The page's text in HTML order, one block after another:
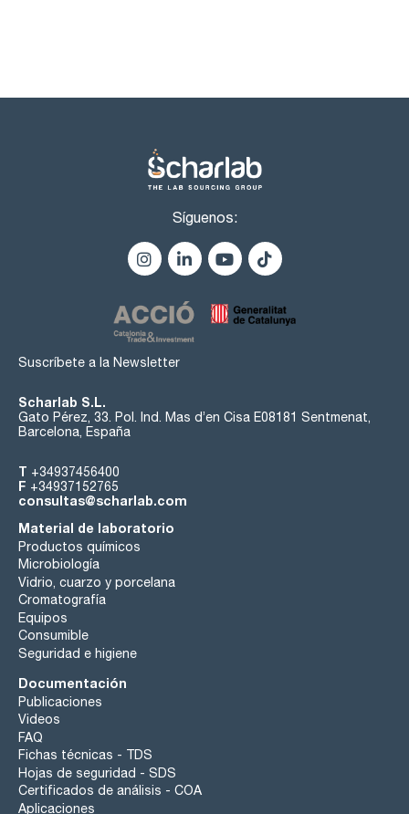
Síguenos:
Suscríbete a la Newsletter
Scharlab S.L.
Gato Pérez, 33. Pol. Ind. Mas d’en Cisa E08181 Sentmenat,
Barcelona, España
T +34937456400
F +34937152765
consultas@scharlab.com
Material de laboratorio
Productos químicos
Microbiología
Vidrio, cuarzo y porcelana
Cromatografía
Equipos
Consumible
Seguridad e higiene
Documentación
Publicaciones
Videos
FAQ
Fichas técnicas - TDS
Hojas de seguridad - SDS
Certificados de análisis - COA
Aplicaciones